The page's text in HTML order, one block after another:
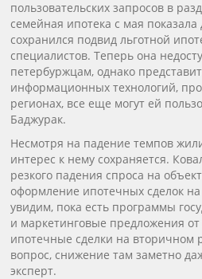
пользовательских запросов в
семейная ипотека с мая
сохранился подвид льготной
специалистов. Теперь она
петербуржцам, однако
информационных технологий,
регионах, все еще могут ей
Баджурак.
Несмотря на падение темпов
интерес к нему сохраняется.
резкого падения спроса на
оформление ипотечных сделок
увидим, пока есть программы
и маркетинговые предложения
ипотечные сделки на вторичном
вопрос, снижение там заметно
эксперт.